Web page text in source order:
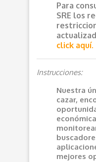
Para
SRE los
click aquí.
Instrucciones:
Nuestra
cazar,
mejores